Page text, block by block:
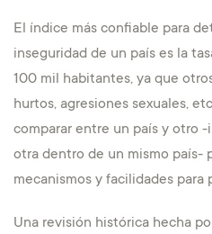
El índice más confiable para
inseguridad de un país es la
100 mil habitantes, ya que
hurtos, agresiones sexuales,
comparar entre un país y otro
otra dentro de un mismo país-
mecanismos y facilidades para
Una revisión histórica hecha